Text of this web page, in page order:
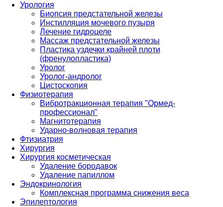
Урология
Биопсия предстательной железы
Инстилляция мочевого пузыря
Лечение гидроцеле
Массаж предстательной железы
Пластика уздечки крайней плоти
(френулопластика)
Уролог
Уролог-андролог
Цистоскопия
Физиотерапия
Вибротракционная терапия "Ормед-
профессионал"
Магнитотерапия
Ударно-волновая терапия
Фтизиатрия
Хирургия
Хирургия косметическая
Удаление бородавок
Удаление папиллом
Эндокринология
Комплексная программа снижения веса
Эпилептология